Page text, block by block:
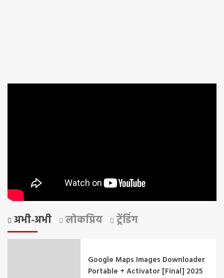
अभी-अभी लोकप्रिय ट्रेंडिंग
Google Maps Images Downloader
Portable + Activator [Final] 2025